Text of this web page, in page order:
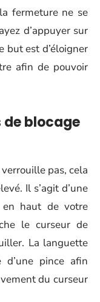
fermeture ne se
d’appuyer sur
but est d’éloigner
afin de pouvoir
de blocage
pas, cela
Il s’agit d’une
haut de votre
le curseur de
La languette
d’une pince afin
du curseur